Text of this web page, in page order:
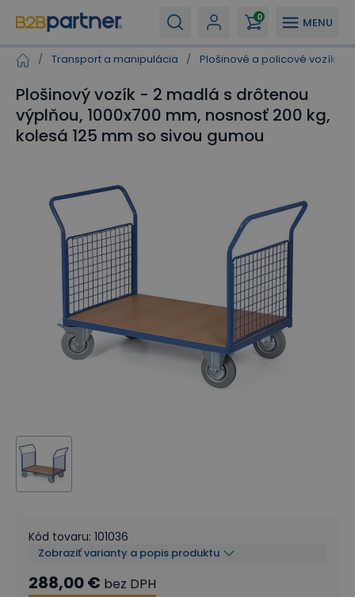
MENU
0
/ Transport a manipulácia / Plošinové a policové vozíky
Plošinový vozík - 2 madlá s drôtenou
výplňou, 1000x700 mm, nosnosť 200 kg,
kolesá 125 mm so sivou gumou
Kód tovaru: 101036
Zobraziť varianty a popis produktu
288,00 € bez DPH